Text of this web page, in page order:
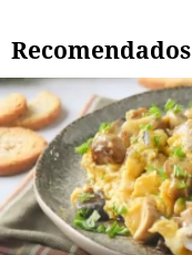
Recomendados